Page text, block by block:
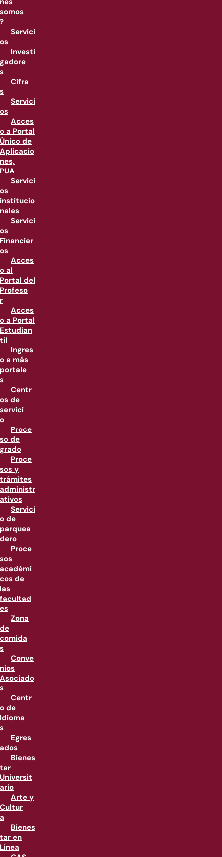
nes
somos
?
Servici
os
Investi
gadore
s
Cifra
s
Servici
os
Acces
o a Portal
Único de
Aplicacio
nes,
PUA
Servici
os
institucio
nales
Servici
os
Financier
os
Acces
o al
Portal del
Profeso
r
Acces
o a Portal
Estudian
til
Ingres
o a más
portale
s
Centr
os de
servici
o
Proce
so de
grado
Proce
sos y
trámites
administr
ativos
Servici
o de
parquea
dero
Proce
sos
académi
cos de
las
facultad
es
Zona
de
comida
s
Conve
nios
Asociado
s
Centr
o de
Idioma
s
Egres
ados
Bienes
tar
Universit
ario
Arte y
Cultur
a
Bienes
tar en
Linea